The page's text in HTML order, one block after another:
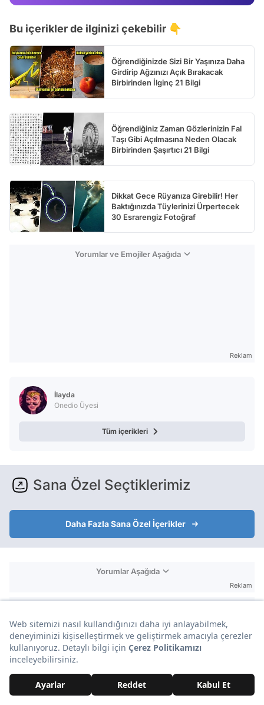
Bu içerikler de ilginizi çekebilir 👇
Öğrendiğinizde Sizi Bir Yaşınıza Daha
Girdirip Ağzınızı Açık Bırakacak
Birbirinden İlginç 21 Bilgi
Öğrendiğiniz Zaman Gözlerinizin Fal
Taşı Gibi Açılmasına Neden Olacak
Birbirinden Şaşırtıcı 21 Bilgi
Dikkat Gece Rüyanıza Girebilir! Her
Baktığınızda Tüylerinizi Ürpertecek
30 Esrarengiz Fotoğraf
Yorumlar ve Emojiler Aşağıda
Reklam
İlayda
Onedio Üyesi
Tüm içerikleri
Sana Özel Seçtiklerimiz
Daha Fazla Sana Özel İçerikler
Yorumlar Aşağıda
Reklam
BU İÇERİĞE EMOJİYLE TEPKİ VER!